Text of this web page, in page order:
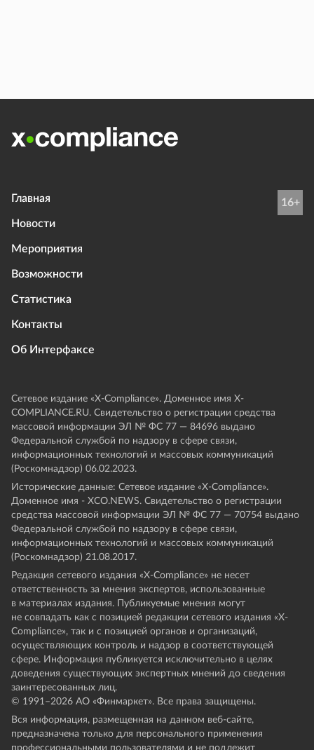
Главная
Новости
Мероприятия
Возможности
Статистика
Контакты
Об Интерфаксе
16+
Сетевое издание «Х-Compliance». Доменное имя X-
COMPLIANCE.RU. Свидетельство о регистрации средства
массовой информации ЭЛ № ФС 77 — 84696 выдано
Федеральной службой по надзору в сфере связи,
информационных технологий и массовых коммуникаций
(Роскомнадзор) 06.02.2023.
Исторические данные: Сетевое издание «Х-Compliance».
Доменное имя - XCO.NEWS. Свидетельство о регистрации
средства массовой информации ЭЛ № ФС 77 — 70754 выдано
Федеральной службой по надзору в сфере связи,
информационных технологий и массовых коммуникаций
(Роскомнадзор) 21.08.2017.
Редакция сетевого издания «X-Compliance» не несет
ответственность за мнения экспертов, использованные
в материалах издания. Публикуемые мнения могут
не совпадать как с позицией редакции сетевого издания «X-
Compliance», так и с позицией органов и организаций,
осуществляющих контроль и надзор в соответствующей
сфере. Информация публикуется исключительно в целях
доведения существующих экспертных мнений до сведения
заинтересованных лиц.
© 1991–2026 АО «Финмаркет». Все права защищены.
Вся информация, размещенная на данном веб-сайте,
предназначена только для персонального применения
профессиональными пользователями и не подлежит